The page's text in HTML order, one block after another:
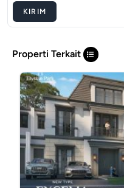
KIRIM
Properti Terkait